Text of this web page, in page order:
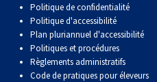
Politique de confidentialité
Politique d'accessibilité
Plan pluriannuel d'accessibilité
Politiques et procédures
Règlements administratifs
Code de pratiques pour éleveurs